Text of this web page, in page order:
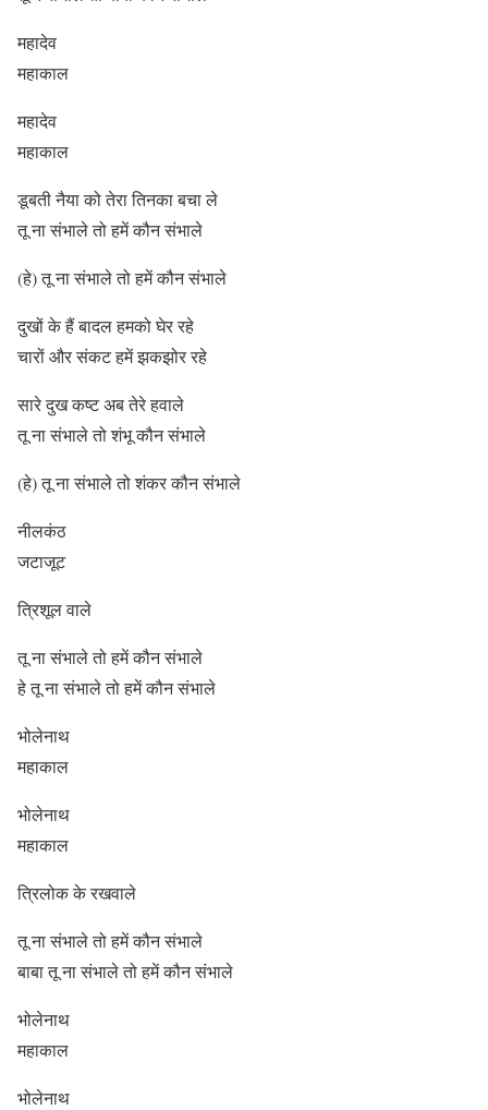
महादेव
महाकाल
महादेव
महाकाल
डूबती नैया को तेरा तिनका बचा ले
तू ना संभाले तो हमें कौन संभाले
(हे) तू ना संभाले तो हमें कौन संभाले
दुखों के हैं बादल हमको घेर रहे
चारों और संकट हमें झकझोर रहे
सारे दुख कष्ट अब तेरे हवाले
तू ना संभाले तो शंभू कौन संभाले
(हे) तू ना संभाले तो शंकर कौन संभाले
नीलकंठ
जटाजूट
त्रिशूल वाले
तू ना संभाले तो हमें कौन संभाले
हे तू ना संभाले तो हमें कौन संभाले
भोलेनाथ
महाकाल
भोलेनाथ
महाकाल
त्रिलोक के रखवाले
तू ना संभाले तो हमें कौन संभाले
बाबा तू ना संभाले तो हमें कौन संभाले
भोलेनाथ
महाकाल
भोलेनाथ